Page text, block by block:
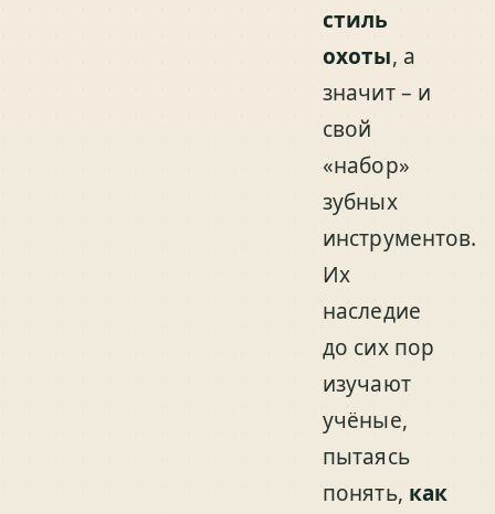
стиль
охоты, а
значит – и
свой
«набор»
зубных
инструментов.
Их
наследие
до сих пор
изучают
учёные,
пытаясь
понять, как